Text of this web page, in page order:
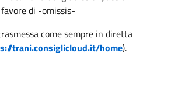
di -omissis-
come sempre in diretta
trani.consiglicloud.it/home).